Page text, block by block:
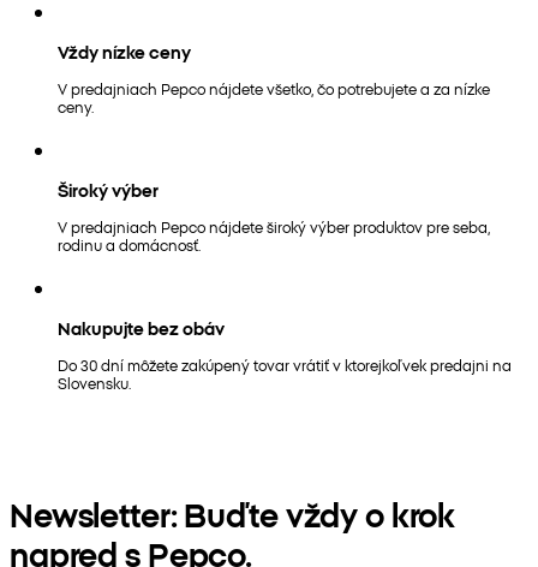
Vždy nízke ceny
V predajniach Pepco nájdete všetko, čo potrebujete a za nízke
ceny.
Široký výber
V predajniach Pepco nájdete široký výber produktov pre seba,
rodinu a domácnosť.
Nakupujte bez obáv
Do 30 dní môžete zakúpený tovar vrátiť v ktorejkoľvek predajni na
Slovensku.
Newsletter: Buďte vždy o krok
napred s Pepco.